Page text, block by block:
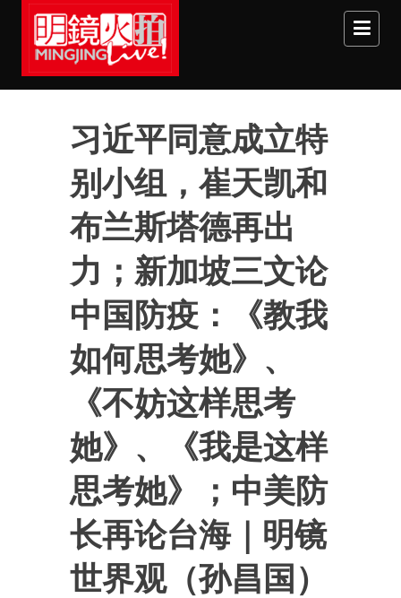
Skip to main content
习近平同意成立特
别小组，崔天凯和
布兰斯塔德再出
力；新加坡三文论
中国防疫：《教我
如何思考她》、
《不妨这样思考
她》、《我是这样
思考她》；中美防
长再论台海｜明镜
世界观（孙昌国）